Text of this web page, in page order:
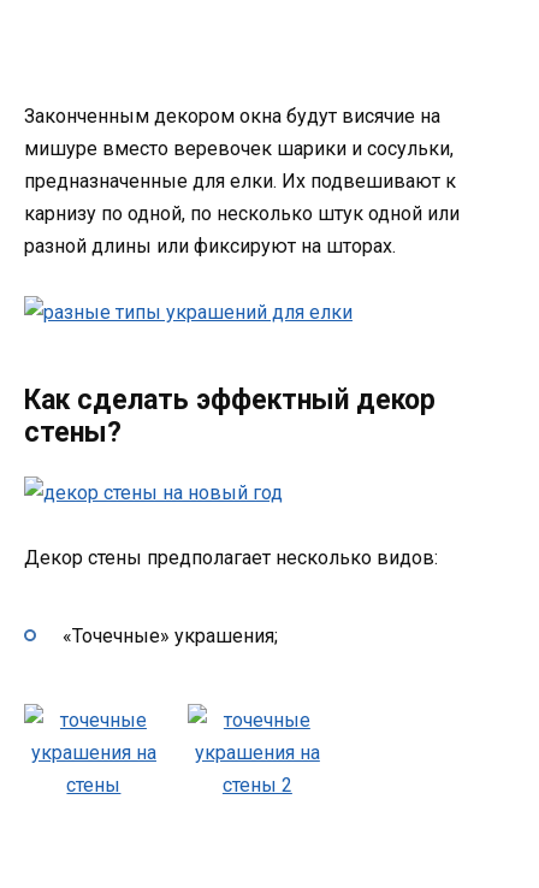
Законченным декором окна будут висячие на
мишуре вместо веревочек шарики и сосульки,
предназначенные для елки. Их подвешивают к
карнизу по одной, по несколько штук одной или
разной длины или фиксируют на шторах.
Как сделать эффектный декор
стены?
Декор стены предполагает несколько видов:
«Точечные» украшения;